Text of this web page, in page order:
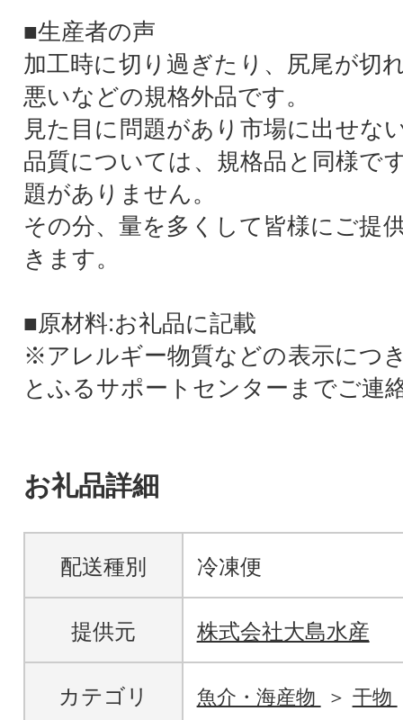
■生産者の声
加工時に切り過ぎたり、尻尾が切
悪いなどの規格外品です。
見た目に問題があり市場に出せな
品質については、規格品と同様で
題がありません。
その分、量を多くして皆様にご提
きます。
■原材料:お礼品に記載
※アレルギー物質などの表示につ
とふるサポートセンターまでご連
お礼品詳細
配送種別 冷凍便
提供元 株式会社大島水産
カテゴリ 魚介・海産物 干物